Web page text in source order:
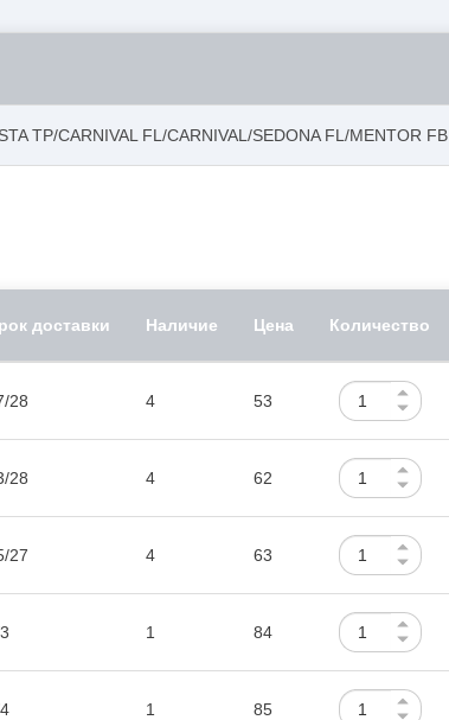
TP/CARNIVAL FL/CARNIVAL/SEDONA FL/MENTOR FB
доставки Наличие Цена Количество
28 4 53
28 4 62
27 4 63
1 84
1 85